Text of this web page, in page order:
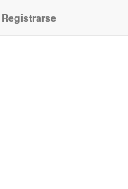
Registrarse